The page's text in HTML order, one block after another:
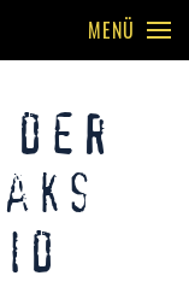
MENÜ
der